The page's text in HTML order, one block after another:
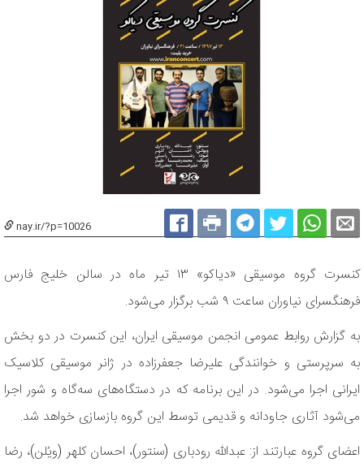
nay.ir/?p=10026
کنسرت گروه موسیقی «دیاکو» ۱۳ تیر ماه در سالن خلیج فارس
فرهنگسرای نیاوران ساعت ۹ شب برگزار می‌شود.
به گزارش روابط عمومی انجمن موسیقی ایران، این کنسرت در دو بخش
به سرپرستی و خوانندگی علیرضا جعفرزاده در ژانر موسیقی کلاسیک
ایرانی اجرا می‌شود. در این برنامه که در دستگاه‌های سه‌گاه و شور اجرا
می‌شود آثاری جاودانه و قدیمی توسط این گروه بازسازی خواهد شد.
اعضای گروه عبارتند از: عبدالله رودباری (سنتور)، احسان کلهر (ویُلن)، رضا